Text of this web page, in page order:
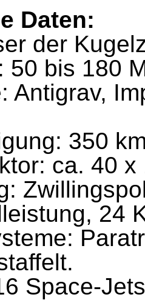
Daten:
der
50 bis 180
Antigrav,
350
ca. 40 x
24
Space-